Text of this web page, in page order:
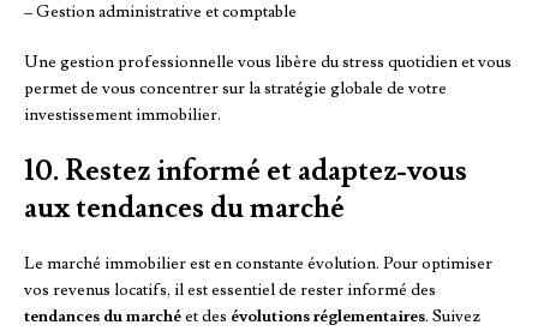
– Gestion administrative et comptable
Une gestion professionnelle vous libère du stress quotidien et vous
permet de vous concentrer sur la stratégie globale de votre
investissement immobilier.
10. Restez informé et adaptez-vous
aux tendances du marché
Le marché immobilier est en constante évolution. Pour optimiser
vos revenus locatifs, il est essentiel de rester informé des
tendances du marchéet des évolutions réglementaires. Suivez